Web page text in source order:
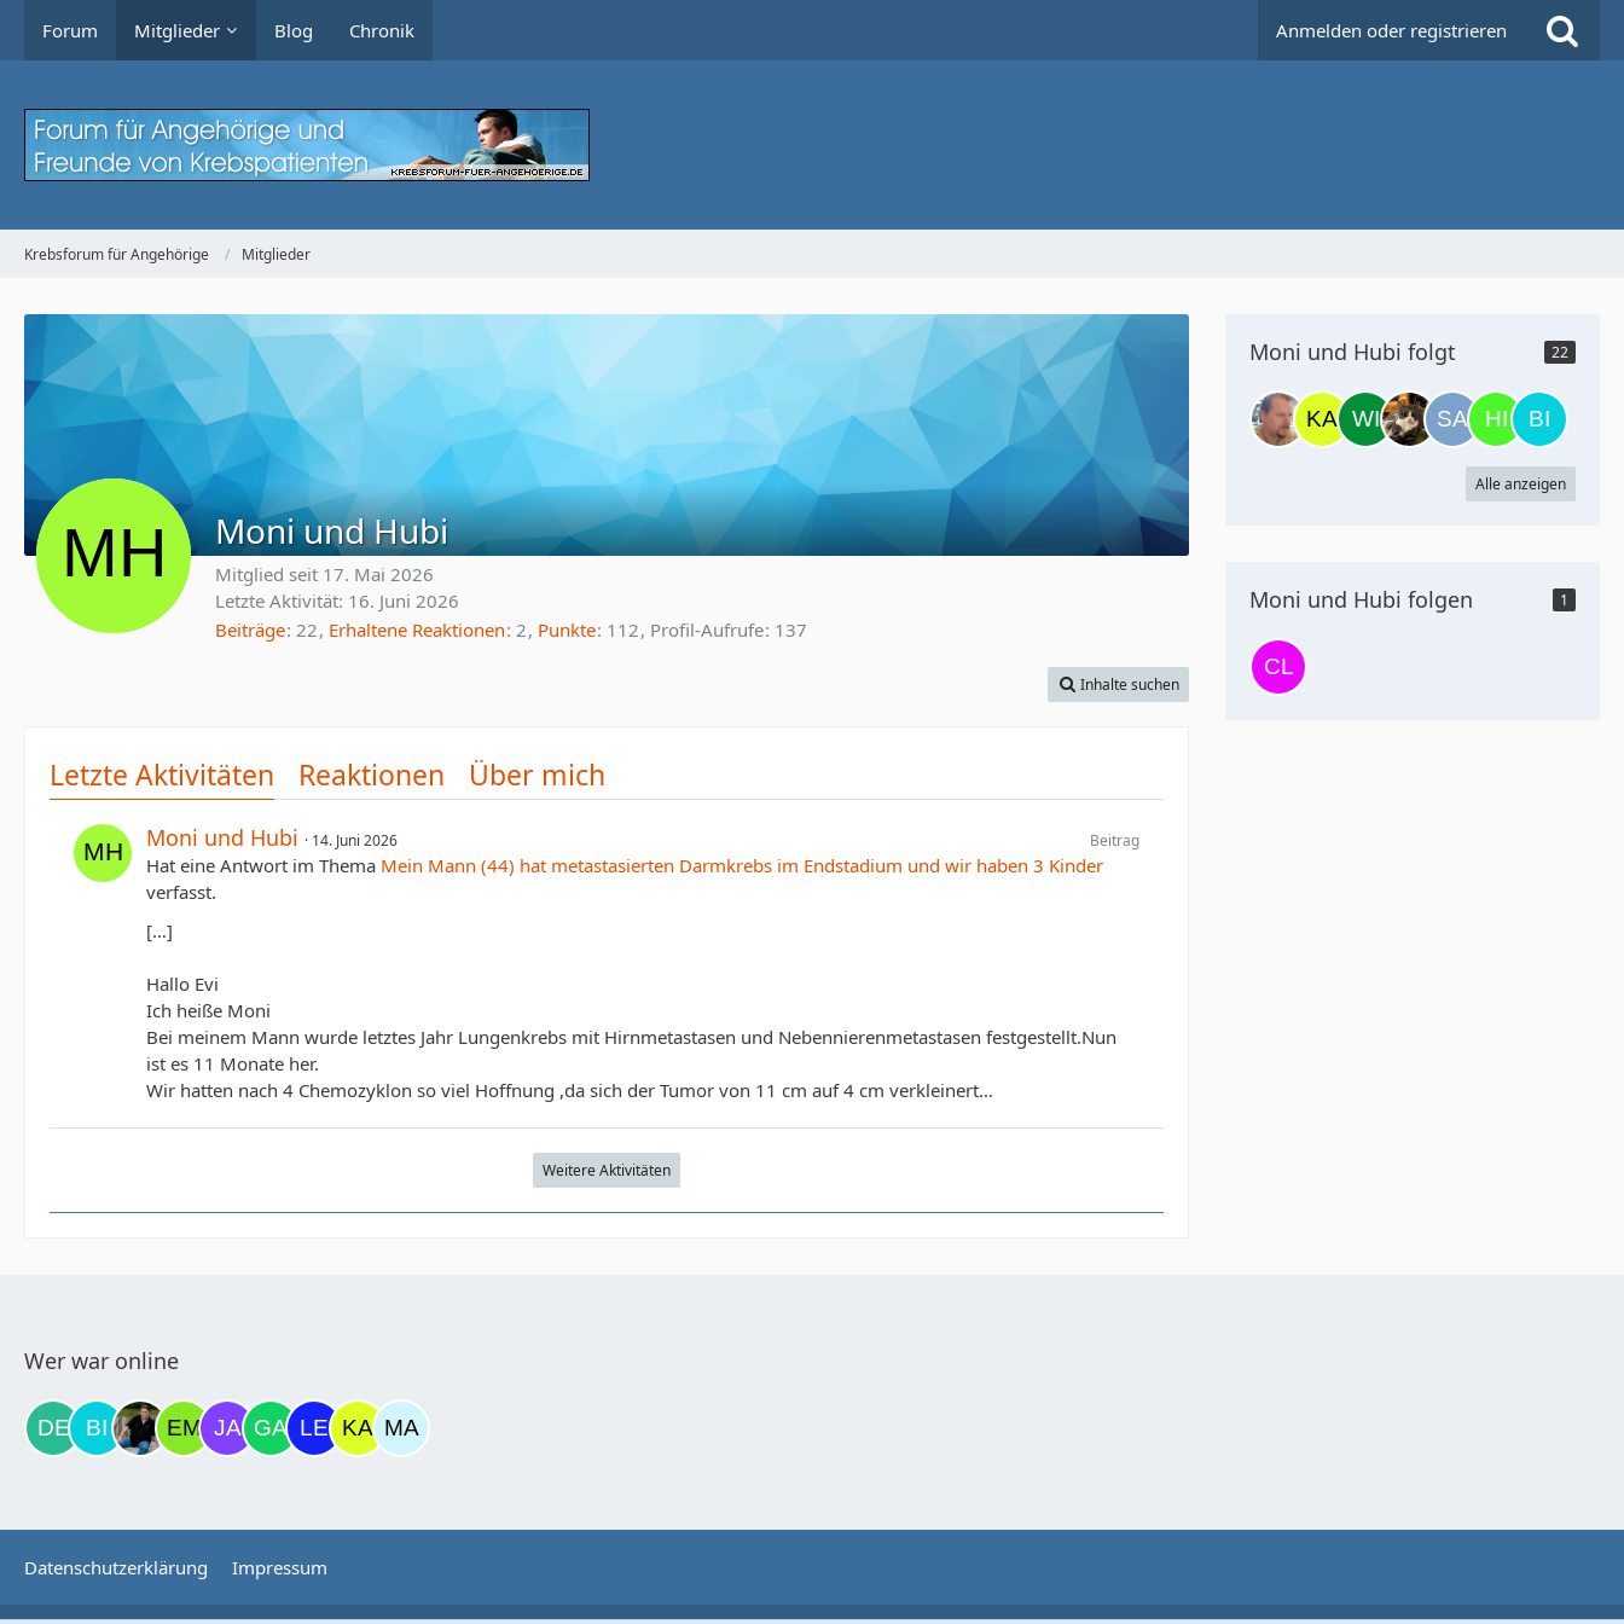
Forum Mitglieder Blog Chronik Anmelden oder registrieren
Krebsforum für Angehörige Mitglieder
Moni und Hubi
Mitglied seit 17. Mai 2026
Letzte Aktivität: 16. Juni 2026
Beiträge 22 Erhaltene Reaktionen 2 Punkte 112 Profil-Aufrufe 137
Inhalte suchen
Letzte Aktivitäten Reaktionen Über mich
Moni und Hubi 14. Juni 2026
Hat eine Antwort im Thema Mein Mann (44) hat metastasierten Darmkrebs im Endstadium und wir haben 3 Kinder
verfasst.
Beitrag
[…]
Hallo Evi
Ich heiße Moni
Bei meinem Mann wurde letztes Jahr Lungenkrebs mit Hirnmetastasen und Nebennierenmetastasen festgestellt.Nun
ist es 11 Monate her.
Wir hatten nach 4 Chemozyklon so viel Hoffnung ,da sich der Tumor von 11 cm auf 4 cm verkleinert…
Weitere Aktivitäten
Moni und Hubi folgt 22
Alle anzeigen
Moni und Hubi folgen 1
Wer war online
Datenschutzerklärung Impressum